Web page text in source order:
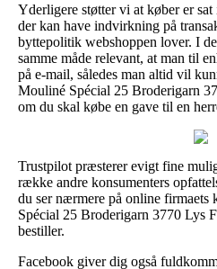
Yderligere støtter vi at køber er
der kan have indvirkning på
byttepolitik webshoppen lover. I
samme måde relevant, at man til
på e-mail, således man altid vil
Mouliné Spécial 25 Broderigarn
om du skal købe en gave til en
Trustpilot præsterer evigt fine
række andre konsumenters
du ser nærmere på online
Spécial 25 Broderigarn 3770 Lys
bestiller.
Facebook giver dig også